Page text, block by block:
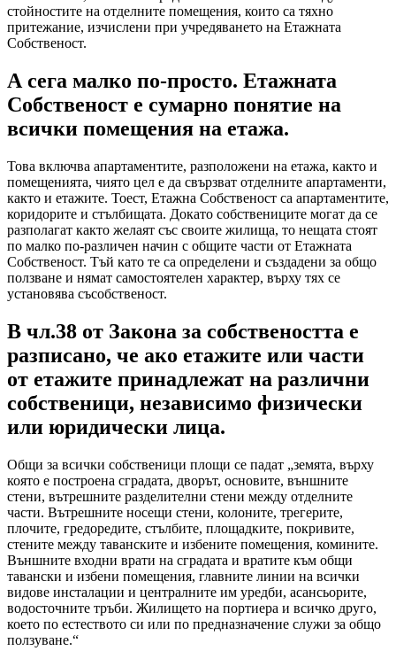
стойностите на отделните помещения, които са тяхно
притежание, изчислени при учредяването на Етажната
Собственост.
А сега малко по-просто. Етажната
Собственост е сумарно понятие на
всички помещения на етажа.
Това включва апартаментите, разположени на етажа, както и
помещенията, чиято цел е да свързват отделните апартаменти,
както и етажите. Тоест, Етажна Собственост са апартаментите,
коридорите и стълбищата. Докато собствениците могат да се
разполагат както желаят със своите жилища, то нещата стоят
по малко по-различен начин с общите части от Етажната
Собственост. Тъй като те са определени и създадени за общо
ползване и нямат самостоятелен характер, върху тях се
установява съсобственост.
В чл.38 от Закона за собствеността е
разписано, че ако етажите или части
от етажите принадлежат на различни
собственици, независимо физически
или юридически лица.
Общи за всички собственици площи се падат „земята, върху
която е построена сградата, дворът, основите, външните
стени, вътрешните разделителни стени между отделните
части. Вътрешните носещи стени, колоните, трегерите,
плочите, гредоредите, стълбите, площадките, покривите,
стените между таванските и избените помещения, комините.
Външните входни врати на сградата и вратите към общи
тавански и избени помещения, главните линии на всички
видове инсталации и централните им уредби, асансьорите,
водосточните тръби. Жилището на портиера и всичко друго,
което по естеството си или по предназначение служи за общо
ползуване.“